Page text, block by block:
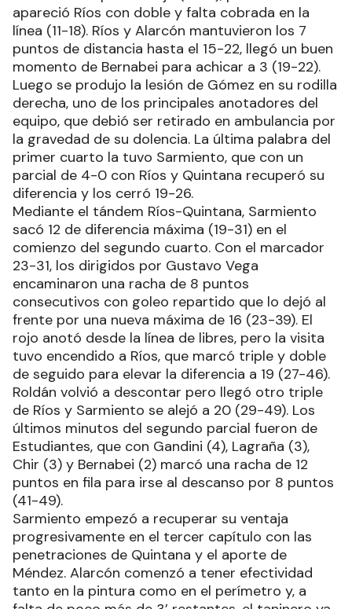
apareció Ríos con doble y falta cobrada en la
línea (11-18). Ríos y Alarcón mantuvieron los 7
puntos de distancia hasta el 15-22, llegó un buen
momento de Bernabei para achicar a 3 (19-22).
Luego se produjo la lesión de Gómez en su rodilla
derecha, uno de los principales anotadores del
equipo, que debió ser retirado en ambulancia por
la gravedad de su dolencia. La última palabra del
primer cuarto la tuvo Sarmiento, que con un
parcial de 4-0 con Ríos y Quintana recuperó su
diferencia y los cerró 19-26.
Mediante el tándem Ríos-Quintana, Sarmiento
sacó 12 de diferencia máxima (19-31) en el
comienzo del segundo cuarto. Con el marcador
23-31, los dirigidos por Gustavo Vega
encaminaron una racha de 8 puntos
consecutivos con goleo repartido que lo dejó al
frente por una nueva máxima de 16 (23-39). El
rojo anotó desde la línea de libres, pero la visita
tuvo encendido a Ríos, que marcó triple y doble
de seguido para elevar la diferencia a 19 (27-46).
Roldán volvió a descontar pero llegó otro triple
de Ríos y Sarmiento se alejó a 20 (29-49). Los
últimos minutos del segundo parcial fueron de
Estudiantes, que con Gandini (4), Lagraña (3),
Chir (3) y Bernabei (2) marcó una racha de 12
puntos en fila para irse al descanso por 8 puntos
(41-49).
Sarmiento empezó a recuperar su ventaja
progresivamente en el tercer capítulo con las
penetraciones de Quintana y el aporte de
Méndez. Alarcón comenzó a tener efectividad
tanto en la pintura como en el perímetro y, a